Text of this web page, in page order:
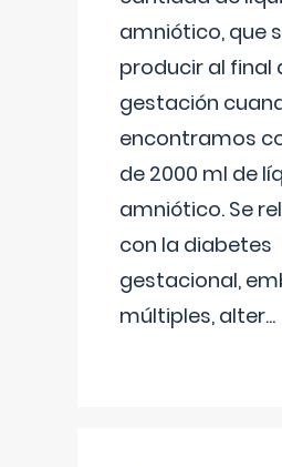
amniótico, que
producir al final
gestación
encontramos
de 2000 ml de
amniótico. Se
con la diabetes
gestacional,
múltiples, alter...